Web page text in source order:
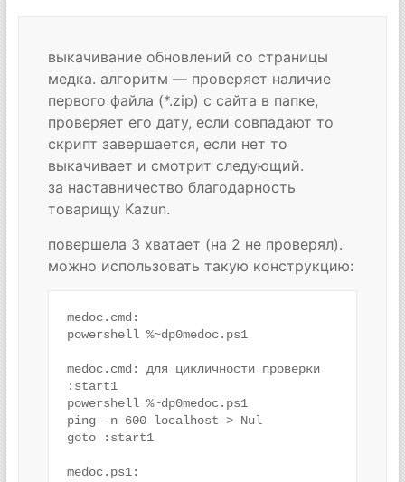
выкачивание обновлений со страницы
медка. алгоритм — проверяет наличие
первого файла (*.zip) с сайта в папке,
проверяет его дату, если совпадают то
скрипт завершается, если нет то
выкачивает и смотрит следующий.
за наставничество благодарность
товарищу Kazun.
повершела 3 хватает (на 2 не проверял).
можно использовать такую конструкцию:
medoc.cmd:
powershell %~dp0medoc.ps1
medoc.cmd: для цикличности проверки
:start1
powershell %~dp0medoc.ps1
ping -n 600 localhost > Nul
goto :start1
medoc.ps1: